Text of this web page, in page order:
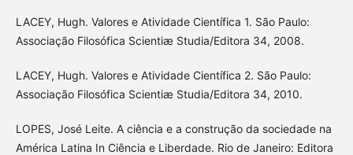
LACEY, Hugh. Valores e Atividade Científica 1. São Paulo:
Associação Filosófica Scientiæ Studia/Editora 34, 2008.
LACEY, Hugh. Valores e Atividade Científica 2. São Paulo:
Associação Filosófica Scientiæ Studia/Editora 34, 2010.
LOPES, José Leite. A ciência e a construção da sociedade na
América Latina In Ciência e Liberdade. Rio de Janeiro: Editora